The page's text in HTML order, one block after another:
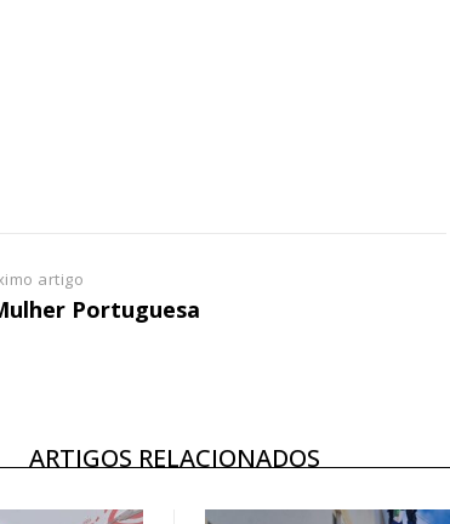
artigo
Portuguesa
ARTIGOS RELACIONADOS